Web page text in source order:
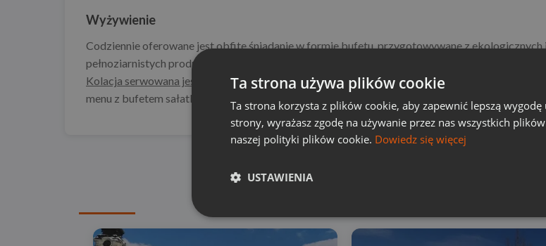
Wyżywienie
Codziennie oferowane jest obfite śniadanie w formie bufetu, przygotowywane z ekologicznych i
pełnoziarnistych produktów. Po południu podawane są typowo tyrolskie przekąski i domowe
Kolacja serwowana jest w oddalonym o 150 metrów obiekcie Activehotel(do wyboru 3 różne 4-
menu z bufetem sałatkowym lub potrawy z karty).
Poszukaj innych
Ta strona używa plików cookie
Ta strona korzysta z plików cookie, aby zapewnić lepszą
strony, wyrażasz zgodę na używanie przez nas wszystkich
naszej polityki plików cookie. Dowiedz się więcej
USTAWIENIA